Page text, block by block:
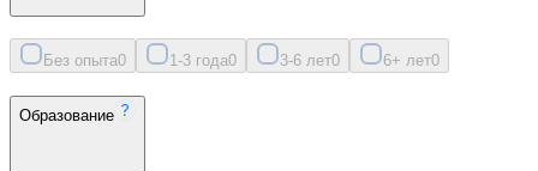
Без опыта0 1-3 года0 3-6 лет0 6+ лет0
Образование